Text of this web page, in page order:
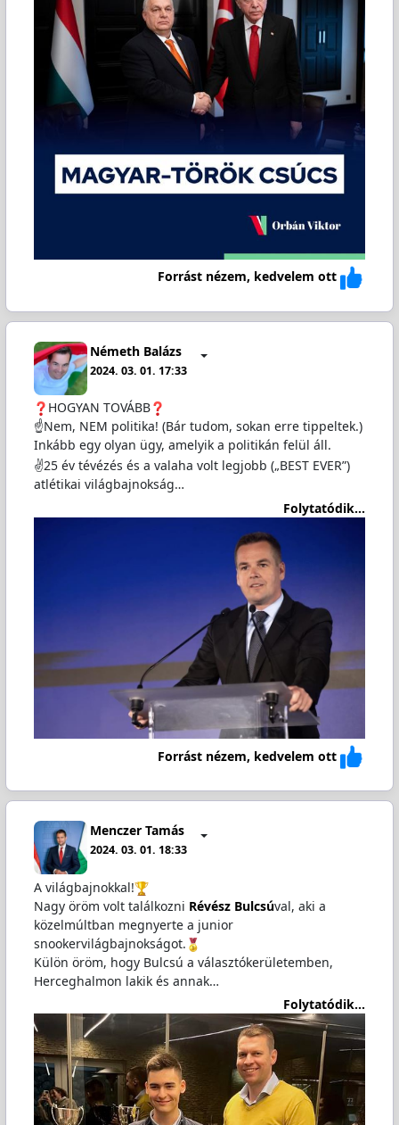
Forrást nézem, kedvelem ott
Németh Balázs
2024. 03. 01. 17:33
HOGYAN TOVÁBB
☝️Nem, NEM politika! (Bár tudom, sokan erre tippeltek.)
Inkább egy olyan ügy, amelyik a politikán felül áll.
✌️25 év tévézés és a valaha volt legjobb („BEST EVER”)
atlétikai világbajnokság…
Folytatódik...
Forrást nézem, kedvelem ott
Menczer Tamás
2024. 03. 01. 18:33
A világbajnokkal!
Nagy öröm volt találkozni Révész Bulcsúval, aki a
közelmúltban megnyerte a junior
snookervilágbajnokságot.
Külön öröm, hogy Bulcsú a választókerületemben,
Herceghalmon lakik és annak…
Folytatódik...